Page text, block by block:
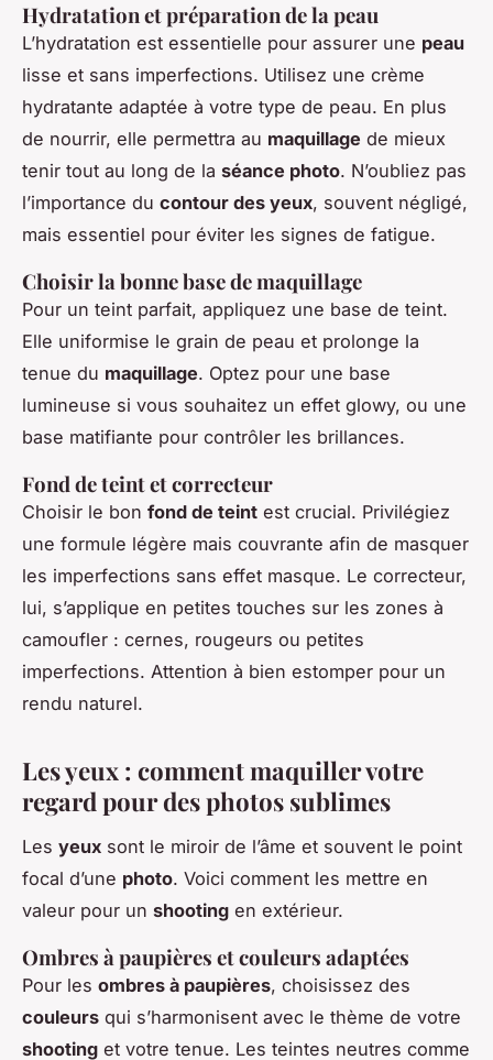
Hydratation et préparation de la peau
L’hydratation est essentielle pour assurer une peau
lisse et sans imperfections. Utilisez une crème
hydratante adaptée à votre type de peau. En plus
de nourrir, elle permettra au maquillage de mieux
tenir tout au long de la séance photo. N’oubliez pas
l’importance du contour des yeux, souvent négligé,
mais essentiel pour éviter les signes de fatigue.
Choisir la bonne base de maquillage
Pour un teint parfait, appliquez une base de teint.
Elle uniformise le grain de peau et prolonge la
tenue du maquillage. Optez pour une base
lumineuse si vous souhaitez un effet glowy, ou une
base matifiante pour contrôler les brillances.
Fond de teint et correcteur
Choisir le bon fond de teint est crucial. Privilégiez
une formule légère mais couvrante afin de masquer
les imperfections sans effet masque. Le correcteur,
lui, s’applique en petites touches sur les zones à
camoufler : cernes, rougeurs ou petites
imperfections. Attention à bien estomper pour un
rendu naturel.
Les yeux : comment maquiller votre
regard pour des photos sublimes
Les yeux sont le miroir de l’âme et souvent le point
focal d’une photo. Voici comment les mettre en
valeur pour un shooting en extérieur.
Ombres à paupières et couleurs adaptées
Pour les ombres à paupières, choisissez des
couleurs qui s’harmonisent avec le thème de votre
shooting et votre tenue. Les teintes neutres comme